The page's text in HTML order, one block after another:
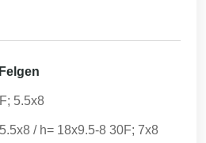
5.5x8
/ h= 18x9.5-8 30F; 7x8